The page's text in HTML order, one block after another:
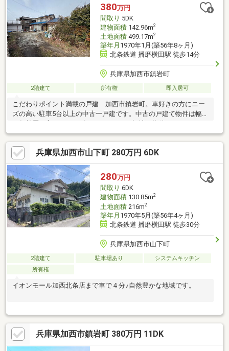
380万円
間取り 5DK
建物面積142.96m2
土地面積499.17m2
築年月 1970年1月(築56年8ヶ月)
北条鉄道 播磨横田駅 徒歩14分
兵庫県加西市鎮岩町
2階建て 所有権 即入居可
こだわりポイント満載の戸建 加西市鎮岩町。車好きの方にニー
ズの高い駐車5台以上の中古一戸建です。中古の戸建て物件は幅広
デニングを楽しんだり、畑
兵庫県加西市山下町 280万円 6DK
280万円
間取り 6DK
建物面積130.85m2
土地面積216m2
築年月 1970年5月(築56年4ヶ月)
北条鉄道 播磨横田駅 徒歩30分
兵庫県加西市山下町
2階建て 駐車場あり
システムキッチン
所有権
イオンモール加西北条店まで車で４分♪自然豊かな地域です。
兵庫県加西市鎮岩町 380万円 11DK